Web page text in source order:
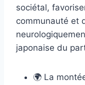
sociétal,
communauté et
japonaise du
🌍 La